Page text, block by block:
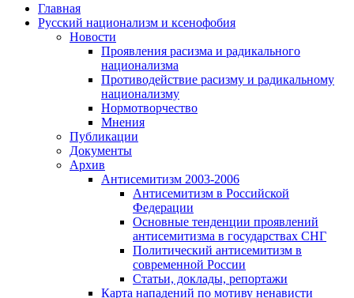
Главная
Русский национализм и ксенофобия
Новости
Проявления расизма и радикального
национализма
Противодействие расизму и радикальному
национализму
Нормотворчество
Мнения
Публикации
Документы
Архив
Антисемитизм 2003-2006
Антисемитизм в Российской
Федерации
Основные тенденции проявлений
антисемитизма в государствах СНГ
Политический антисемитизм в
современной России
Статьи, доклады, репортажи
Карта нападений по мотиву ненависти